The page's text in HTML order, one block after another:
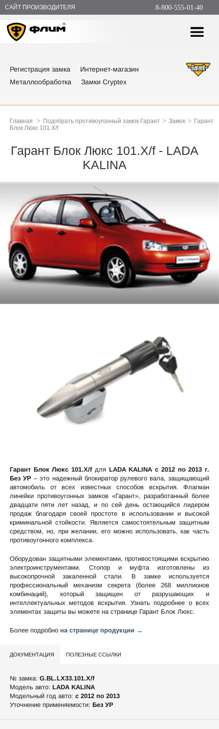
САЙТ ПРОИЗВОДИТЕЛЯ 8-800-555-01-40
Регистрация замка
Интернет-магазин
Металлообработка
Замки Cryptex
Главная > Подобрать противоугонный замок Гарант > Замок > Гарант
Блок Люкс 101.X/f
Гарант Блок Люкс 101.X/f - LADA
KALINA
Гарант Блок Люкс 101.X/fдля LADA KALINA c 2012 по 2013 г.
Без УР – это надежный блокиратор рулевого вала, защищающий
автомобиль от всех известных способов вскрытия. Флагман
линейки противоугонных замков «Гарант», разработанный более
двадцати пяти лет назад, и по сей день остающийся лидером
продаж благодаря своей простоте в использовании и высокой
криминальной стойкости. Является самостоятельным защитным
средством, но, при желании, его можно использовать, как часть
противоугонного комплекса.
Оборудован защитными элементами, противостоящими вскрытию
электроинструментами. Стопор и муфта изготовлены из
высокопрочной закаленной стали. В замке используется
профессиональный механизм секрета (более 268 миллионов
комбинаций), который защищен от разрушающих и
интеллектуальных методов вскрытия. Узнать подробнее о всех
элементах защиты вы можете на странице Гарант Блок Люкс.
Более подробно на странице продукции →
ДОКУМЕНТАЦИЯ ПОЛЕЗНЫЕ ССЫЛКИ
№ замка: G.BL.LX33.101.X/f
Модель авто: LADA KALINA
Модельный год авто: c 2012 по 2013
Уточнение применяемости: Без УР